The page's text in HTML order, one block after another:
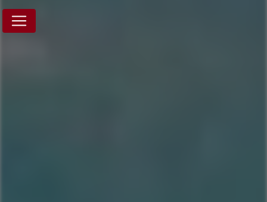
Panneau de gestion des cookies